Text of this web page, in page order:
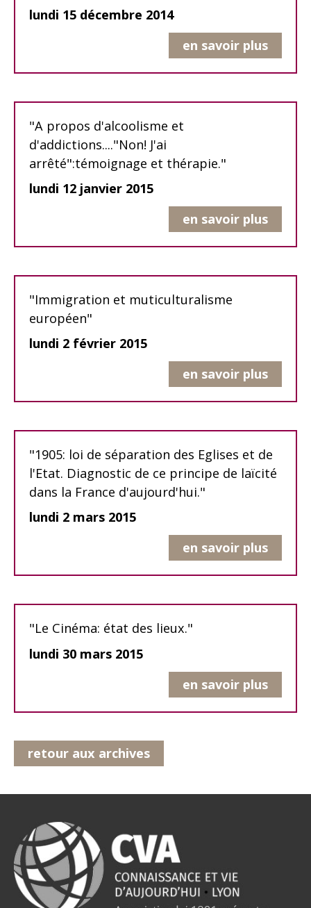
lundi 15 décembre 2014
en savoir plus
"A propos d'alcoolisme et
d'addictions...."Non! J'ai
arrêté":témoignage et thérapie."
lundi 12 janvier 2015
en savoir plus
"Immigration et muticulturalisme
européen"
lundi 2 février 2015
en savoir plus
"1905: loi de séparation des Eglises et de
l'Etat. Diagnostic de ce principe de laïcité
dans la France d'aujourd'hui."
lundi 2 mars 2015
en savoir plus
"Le Cinéma: état des lieux."
lundi 30 mars 2015
en savoir plus
retour aux archives